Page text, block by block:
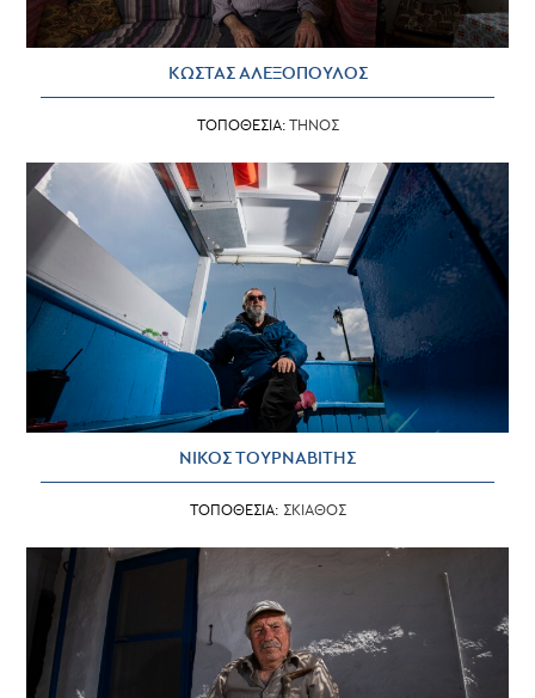
ΚΩΣΤΑΣ ΑΛΕΞΟΠΟΥΛΟΣ
ΤΟΠΟΘΕΣΙΑ: ΤΗΝΟΣ
ΝΙΚΟΣ ΤΟΥΡΝΑΒΙΤΗΣ
ΤΟΠΟΘΕΣΙΑ: ΣΚΙΑΘΟΣ